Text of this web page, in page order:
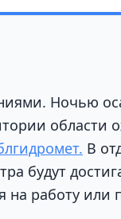
Ночью
области
В
будут
на работу или